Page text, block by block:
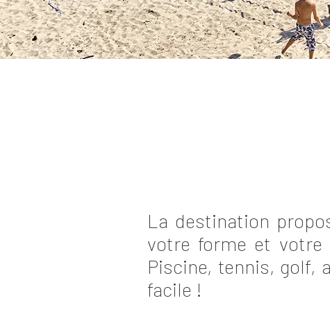
La destination
votre forme et votre
Piscine, tennis, golf,
facile !